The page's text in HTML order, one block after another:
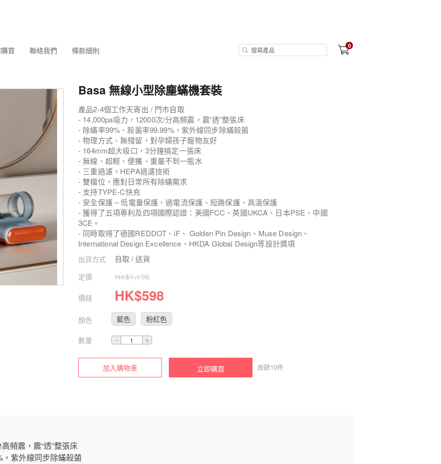
買 聯絡我們 條款細則 0
Basa 無線小型除塵蟎機套裝
產品2-4個工作天寄出 / 門市自取
- 14,000pa吸力，12000次/分高頻震，震“透”整張床
- 除蟎率99%、殺菌率99.99%，紫外線同步除蟎殺菌
- 物理方式、無殘留，對孕婦孩子寵物友好
- 164mm超大吸口，3分鐘搞定一張床
- 無線、超輕、便攜、重量不到一瓶水
- 三重過濾，HEPA過濾技術
- 雙檔位，應對日常所有除蟎需求
- 支持TYPE-C快充
- 安全保護 – 低電量保護、過電流保護、短路保護、高溫保護
- 獲得了五項專利及四項國際認證：美國FCC、英國UKCA、日本PSE、中國
3CE。
- 同時取得了德國REDDOT、iF、 Golden Pin Design、Muse Design、
International Design Excellence、HKDA Global Design等設計獎項
出貨方式 自取 / 送貨
定價 HK$1,198
價錢 HK$598
顏色 藍色 粉紅色
數量
加入購物車 立即購買 尚餘10件
頻震，震“透”整張床
紫外線同步除蟎殺菌